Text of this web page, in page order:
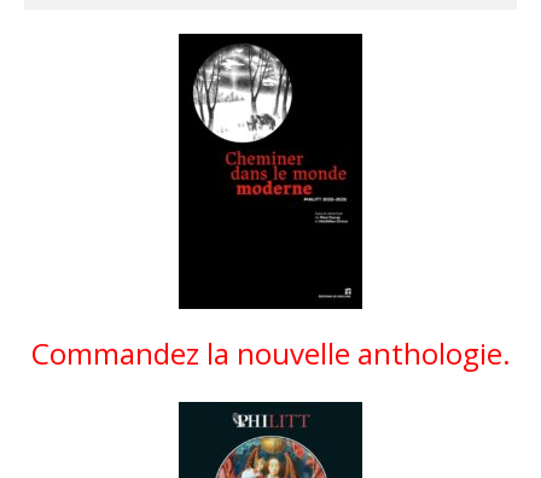
Commandez la nouvelle anthologie.